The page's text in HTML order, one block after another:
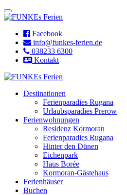
Facebook
info@funkes-ferien.de
038233 6300
Kontakt
Destinationen
Ferienparadies Rugana
Urlaubsparadies Prerow
Ferienwohnungen
Residenz Kormoran
Ferienparadies Rugana
Hinter den Dünen
Eichenpark
Haus Borée
Kormoran-Gästehaus
Ferienhäuser
Buchen